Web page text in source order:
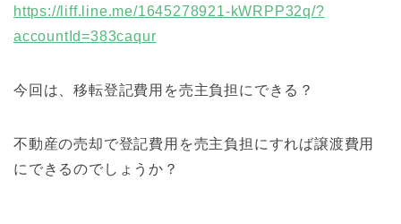
https://liff.line.me/1645278921-kWRPP32q/?
accountId=383caqur
今回は、移転登記費用を売主負担にできる？
不動産の売却で登記費用を売主負担にすれば譲渡費用
にできるのでしょうか？